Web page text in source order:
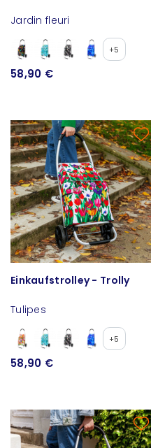
Jardin fleuri
+5
58,90 €
Einkaufstrolley - Trolly
Tulipes
+5
58,90 €